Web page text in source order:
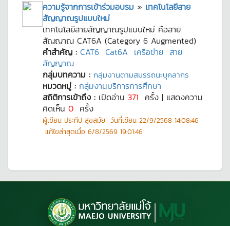
ความรู้จากการเข้าร่วมอบรม » เทคโนโลยีสาย
สัญญาณรูปแบบใหม่
เทคโนโลยีสายสัญญาณรูปแบบใหม่ คือสาย
สัญญาณ CAT6A (Category 6 Augmented)
คำสำคัญ : CAT6 Cat6A เครือข่าย สาย
สัญญาณ
กลุ่มบทความ : กลุ่มงานตามสมรรถนะบุคลากร
หมวดหมู่ : กลุ่มงานบริการการศึกษา
สถิติการเข้าถึง : เปิดอ่าน 371 ครั้ง | แสดงความ
คิดเห็น 0 ครั้ง
ผู้เขียน ประทีป สุขสมัย วันที่เขียน 22/9/2568 14:08:46
แก้ไขล่าสุดเมื่อ 6/8/2569 19:01:46